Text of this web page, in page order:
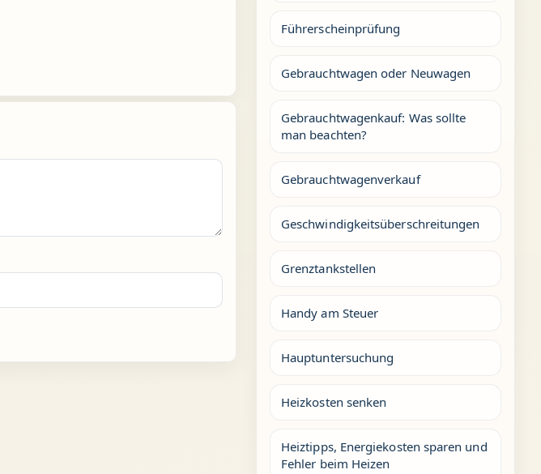
Führerscheinprüfung
Gebrauchtwagen oder Neuwagen
Gebrauchtwagenkauf: Was sollte
man beachten?
Gebrauchtwagenverkauf
Geschwindigkeitsüberschreitungen
Grenztankstellen
Handy am Steuer
Hauptuntersuchung
Heizkosten senken
Heiztipps, Energiekosten sparen und
Fehler beim Heizen